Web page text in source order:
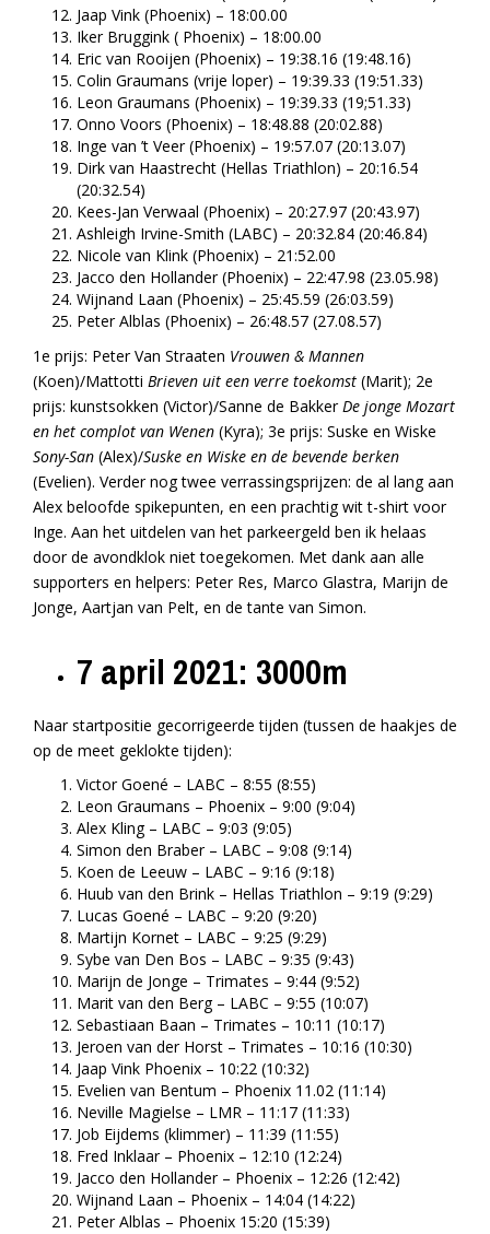
Jaap Vink (Phoenix) – 18:00.00
Iker Bruggink ( Phoenix) – 18:00.00
Eric van Rooijen (Phoenix) – 19:38.16 (19:48.16)
Colin Graumans (vrije loper) – 19:39.33 (19:51.33)
Leon Graumans (Phoenix) – 19:39.33 (19;51.33)
Onno Voors (Phoenix) – 18:48.88 (20:02.88)
Inge van ’t Veer (Phoenix) – 19:57.07 (20:13.07)
Dirk van Haastrecht (Hellas Triathlon) – 20:16.54
(20:32.54)
Kees-Jan Verwaal (Phoenix) – 20:27.97 (20:43.97)
Ashleigh Irvine-Smith (LABC) – 20:32.84 (20:46.84)
Nicole van Klink (Phoenix) – 21:52.00
Jacco den Hollander (Phoenix) – 22:47.98 (23.05.98)
Wijnand Laan (Phoenix) – 25:45.59 (26:03.59)
Peter Alblas (Phoenix) – 26:48.57 (27.08.57)
1e prijs: Peter Van Straaten Vrouwen & Mannen
(Koen)/Mattotti Brieven uit een verre toekomst (Marit); 2e
prijs: kunstsokken (Victor)/Sanne de BakkerDe jonge Mozart
en het complot van Wenen (Kyra); 3e prijs: Suske en Wiske
Sony-San (Alex)/Suske en Wiske en de bevende berken
(Evelien). Verder nog twee verrassingsprijzen: de al lang aan
Alex beloofde spikepunten, en een prachtig wit t-shirt voor
Inge. Aan het uitdelen van het parkeergeld ben ik helaas
door de avondklok niet toegekomen. Met dank aan alle
supporters en helpers: Peter Res, Marco Glastra, Marijn de
Jonge, Aartjan van Pelt, en de tante van Simon.
7 april 2021: 3000m
Naar startpositie gecorrigeerde tijden (tussen de haakjes de
op de meet geklokte tijden):
Victor Goené – LABC – 8:55 (8:55)
Leon Graumans – Phoenix – 9:00 (9:04)
Alex Kling – LABC – 9:03 (9:05)
Simon den Braber – LABC – 9:08 (9:14)
Koen de Leeuw – LABC – 9:16 (9:18)
Huub van den Brink – Hellas Triathlon – 9:19 (9:29)
Lucas Goené – LABC – 9:20 (9:20)
Martijn Kornet – LABC – 9:25 (9:29)
Sybe van Den Bos – LABC – 9:35 (9:43)
Marijn de Jonge – Trimates – 9:44 (9:52)
Marit van den Berg – LABC – 9:55 (10:07)
Sebastiaan Baan – Trimates – 10:11 (10:17)
Jeroen van der Horst – Trimates – 10:16 (10:30)
Jaap Vink Phoenix – 10:22 (10:32)
Evelien van Bentum – Phoenix 11.02 (11:14)
Neville Magielse – LMR – 11:17 (11:33)
Job Eijdems (klimmer) – 11:39 (11:55)
Fred Inklaar – Phoenix – 12:10 (12:24)
Jacco den Hollander – Phoenix – 12:26 (12:42)
Wijnand Laan – Phoenix – 14:04 (14:22)
Peter Alblas – Phoenix 15:20 (15:39)